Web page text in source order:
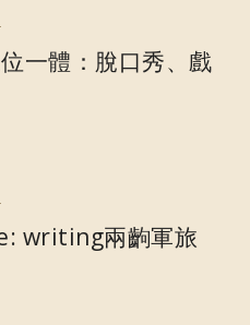
一體：脫口秀、戲
writing兩齣軍旅